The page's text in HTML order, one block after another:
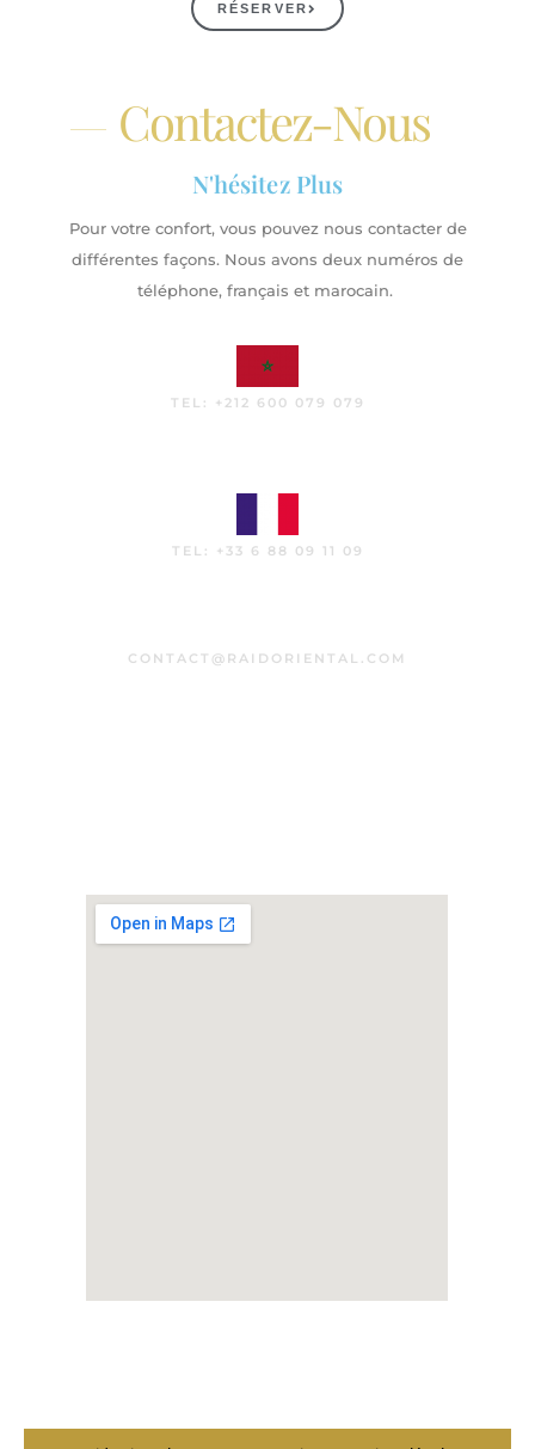
RÉSERVER
Contactez-Nous
N'hésitez Plus
Pour votre confort, vous pouvez nous contacter de
différentes façons. Nous avons deux numéros de
téléphone, français et marocain.
TEL: +212 600 079 079
TEL: +33 6 88 09 11 09
CONTACT@RAIDORIENTAL.COM